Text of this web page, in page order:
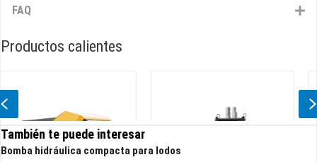
FAQ
Productos calientes
Previous
También te puede interesar
Bomba hidráulica compacta para lodos